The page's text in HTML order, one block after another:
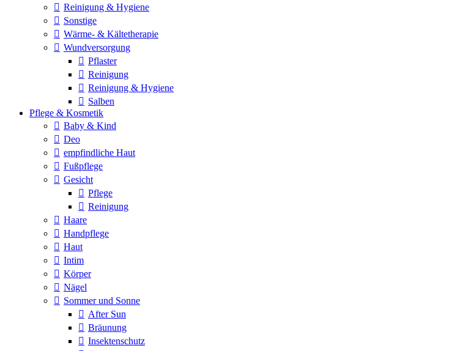
Reinigung & Hygiene
Sonstige
Wärme- & Kältetherapie
Wundversorgung
Pflaster
Reinigung
Reinigung & Hygiene
Salben
Pflege & Kosmetik
Baby & Kind
Deo
empfindliche Haut
Fußpflege
Gesicht
Pflege
Reinigung
Haare
Handpflege
Haut
Intim
Körper
Nägel
Sommer und Sonne
After Sun
Bräunung
Insektenschutz